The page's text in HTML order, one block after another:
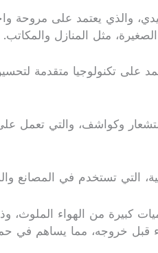
والذي يعتمد على
مثل المنازل والمكاتب.
على تكنولوجيا متقدمة
وكواشف، والتي تعمل
التي تستخدم في المصانع
كبيرة من الهواء الملوث،
خروجه، مما يساهم في